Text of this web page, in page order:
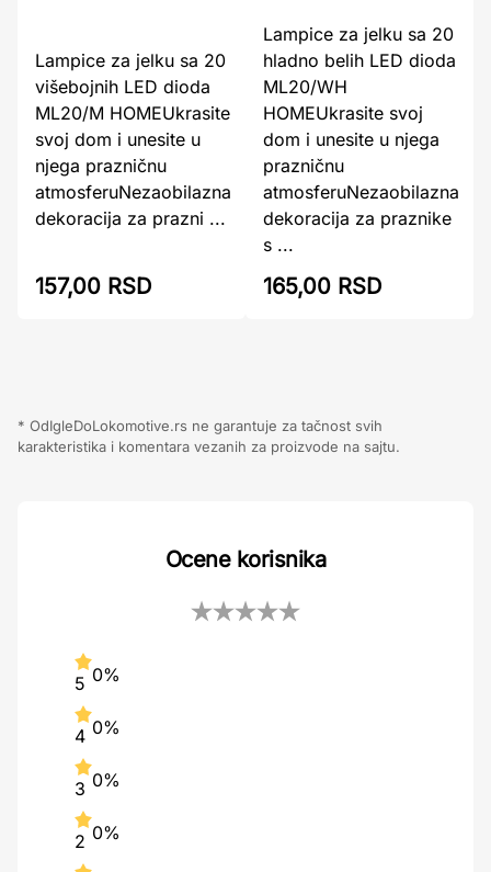
Lampice za jelku sa 20
višebojnih LED dioda
ML20/M HOMEUkrasite
svoj dom i unesite u
njega prazničnu
atmosferuNezaobilazna
dekoracija za prazni ...
157,00 RSD
Lampice za jelku sa 20
hladno belih LED dioda
ML20/WH
HOMEUkrasite svoj
dom i unesite u njega
prazničnu
atmosferuNezaobilazna
dekoracija za praznike
s ...
165,00 RSD
* OdIgleDoLokomotive.rs ne garantuje za tačnost svih
karakteristika i komentara vezanih za proizvode na sajtu.
Ocene korisnika
5 0%
4 0%
3 0%
2 0%